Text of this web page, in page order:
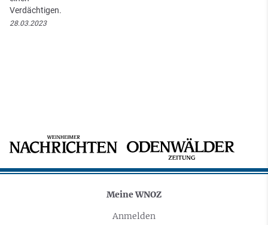
Verdächtigen.
28.03.2023
Meine WNOZ
Anmelden